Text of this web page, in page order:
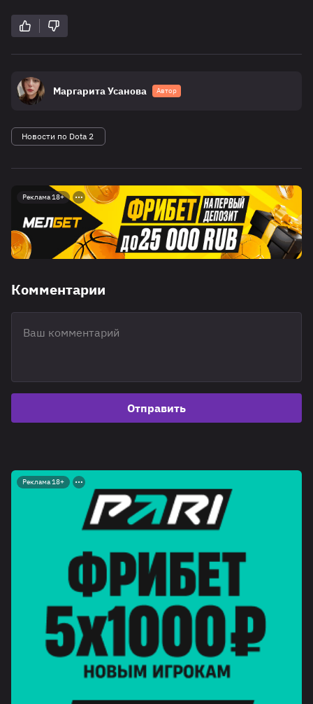
Маргарита Усанова Автор
Новости по Dota 2
Реклама 18+
Комментарии
Отправить
Реклама 18+